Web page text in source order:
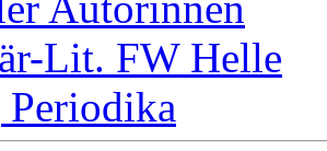
Lit. FW Helle
Periodika